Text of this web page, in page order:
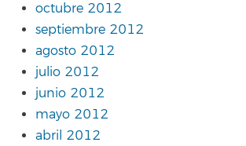
octubre 2012
septiembre 2012
agosto 2012
julio 2012
junio 2012
mayo 2012
abril 2012